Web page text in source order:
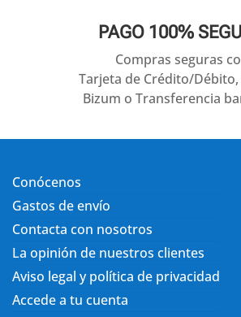
PAGO 100%
Compras seguras
Tarjeta de Crédito/Débito,
Bizum o Transferencia
Conócenos
Gastos de envío
Contacta con nosotros
La opinión de nuestros clientes
Aviso legal y política de privacidad
Accede a tu cuenta